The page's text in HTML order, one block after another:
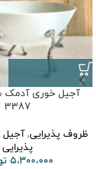
آجیل خوری آدمک
3387
ظروف پذیرایی,
پذیرایی
۵،۳۰۰،۰۰۰